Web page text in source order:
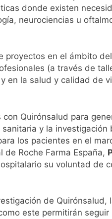
donde existen
neurociencias u
proyectos en el ámbito
(a través de
en la salud y calidad de
Quirónsalud para
y la investigación
los pacientes en el
Roche Farma España,
su voluntad de
de Quirónsalud,
este permitirán seguir